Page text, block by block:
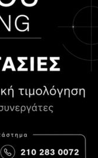
Προστασία
Δεδομένων
Όροι χρήσης
Cookies
Consent